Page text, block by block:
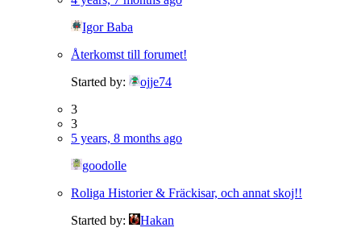
Igor Baba
Återkomst till forumet!
Started by:
ojje74
3
3
5 years, 8 months ago
goodolle
Roliga Historier & Fräckisar, och annat skoj!!
Started by:
Hakan